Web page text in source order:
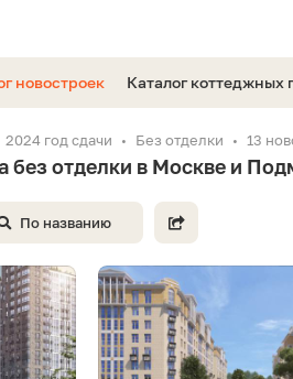
новостроек Каталог коттеджных
2024 год сдачи Без отделки 13
без отделки в Москве и
По названию